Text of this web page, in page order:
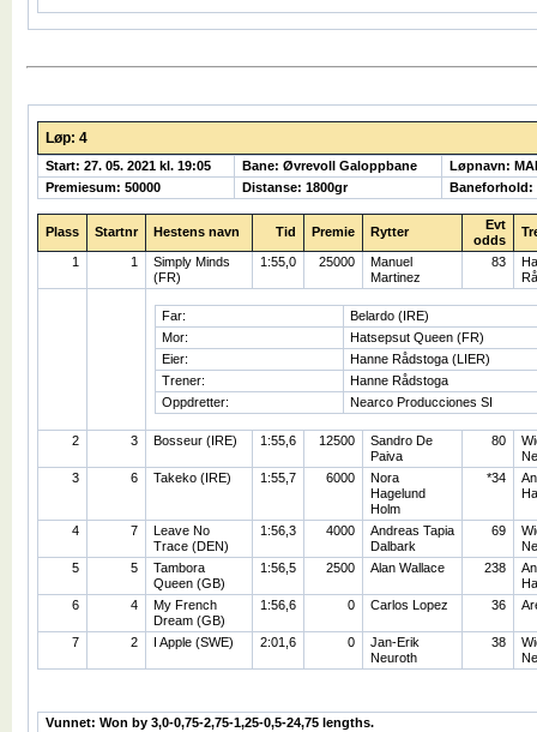
Løp: 4
Start: 27. 05. 2021 kl. 19:05 Bane: Øvrevoll Galoppbane
Løpnavn:
Premiesum: 50000
Distanse: 1800gr Baneforhold:
Plass Startnr Hestens navn Tid Premie Rytter
Evt
odds
1 1
Simply Minds
(FR)
1:55,0 25000
Manuel
Martinez
83
Far:
Belardo (IRE)
Mor:
Hatsepsut Queen (FR)
Eier:
Hanne Rådstoga (LIER)
Trener:
Hanne Rådstoga
Oppdretter:
Nearco Producciones SI
2 3 Bosseur (IRE) 1:55,6 12500
Sandro De
Paiva
80
3
6 Takeko (IRE) 1:55,7 6000
Nora
Hagelund
Holm
*34
4 7
Leave No
Trace (DEN)
1:56,3 4000
Andreas Tapia
Dalbark
69
5
5
Tambora
Queen (GB)
1:56,5 2500 Alan Wallace 238
6
4
My French
Dream (GB)
1:56,6 0 Carlos Lopez 36
7 2 I Apple (SWE) 2:01,6 0
Jan-Erik
Neuroth
38
Vunnet: Won by 3,0-0,75-2,75-1,25-0,5-24,75 lengths.